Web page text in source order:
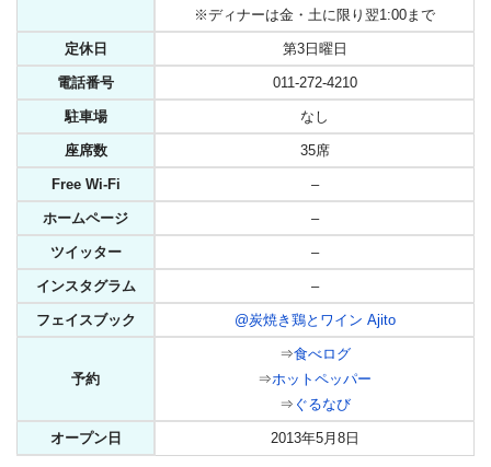
※ディナーは金・土に限り翌1:00まで
定休日 第3日曜日
電話番号 011-272-4210
駐車場 なし
座席数 35席
Free Wi-Fi –
ホームページ –
ツイッター –
インスタグラム –
フェイスブック @炭焼き鶏とワイン Ajito
予約
⇒食べログ
⇒ホットペッパー
⇒ ぐるなび
オープン日 2013年5月8日